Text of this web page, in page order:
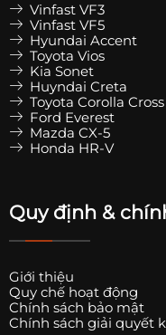
Vinfast VF3
Vinfast VF5
Hyundai Accent
Toyota Vios
Kia Sonet
Huyndai Creta
Toyota Corolla Cross
Ford Everest
Mazda CX-5
Honda HR-V
Quy định &
Giới thiệu
Quy chế hoạt động
Chính sách bảo mật
Chính sách giải quyết